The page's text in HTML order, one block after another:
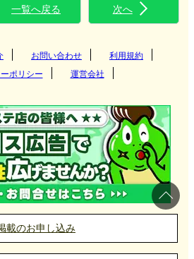
一覧へ戻る 次へ
お問い合わせ
利用規約
ポリシー
運営会社
載のお申し込み